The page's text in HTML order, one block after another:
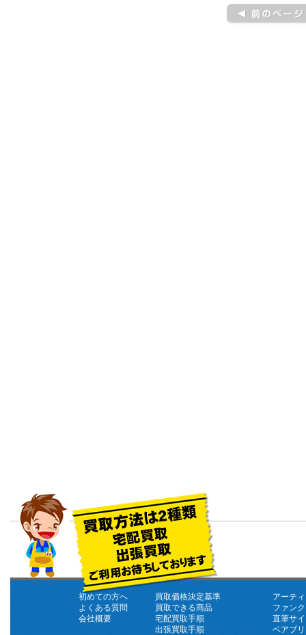
初めての方へ
よくある質問
会社概要
買取価格決定基準
買取できる商品
宅配買取手順
出張買取手順
アーテ
ファン
直筆サ
ベアブ